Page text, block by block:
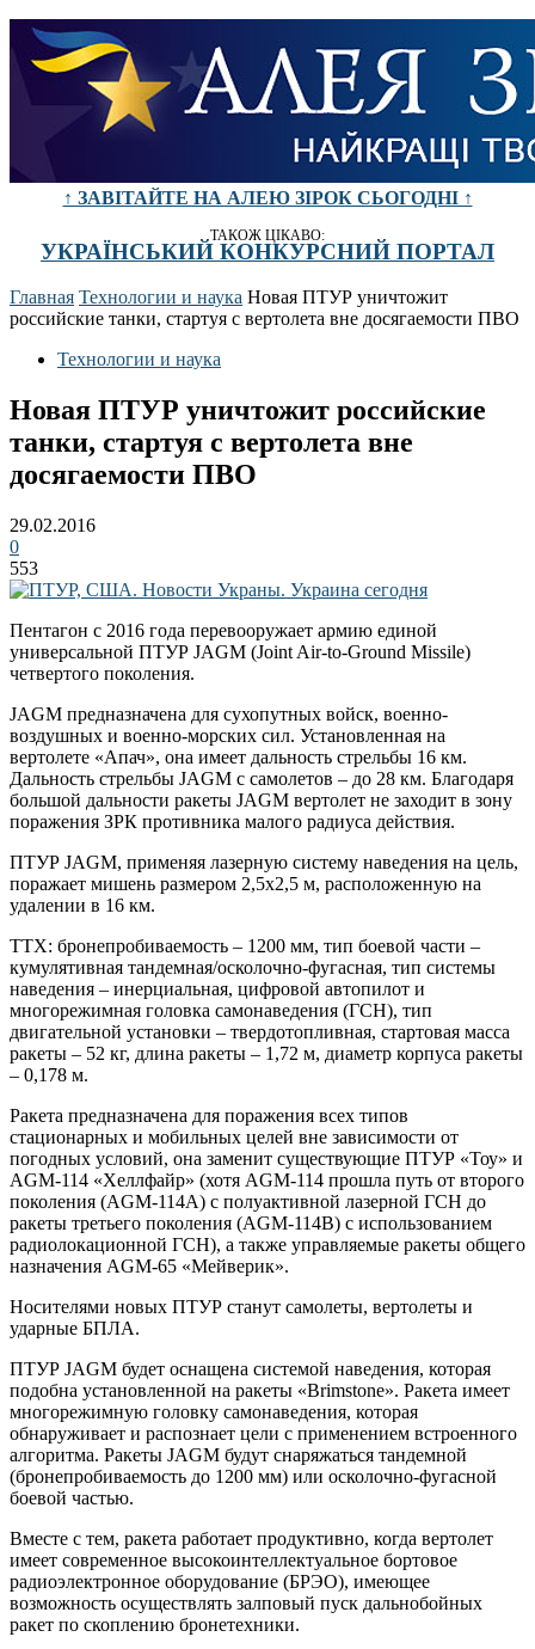
↑ ЗАВІТАЙТЕ НА АЛЕЮ ЗІРОК СЬОГОДНІ ↑
ТАКОЖ ЦІКАВО:
УКРАЇНСЬКИЙ КОНКУРСНИЙ ПОРТАЛ
Главная Технологии и наука Новая ПТУР уничтожит
российские танки, стартуя с вертолета вне досягаемости ПВО
Технологии и наука
Новая ПТУР уничтожит российские
танки, стартуя с вертолета вне
досягаемости ПВО
29.02.2016
0
553
Пентагон с 2016 года перевооружает армию единой
универсальной ПТУР JАGM (Joint Air-to-Ground Missile)
четвертого поколения.
JАGM предназначена для сухопутных войск, военно-
воздушных и военно-морских сил. Установленная на
вертолете «Апач», она имеет дальность стрельбы 16 км.
Дальность стрельбы JАGM с самолетов – до 28 км. Благодаря
большой дальности ракеты JАGM вертолет не заходит в зону
поражения ЗРК противника малого радиуса действия.
ПТУР JAGM, применяя лазерную систему наведения на цель,
поражает мишень размером 2,5х2,5 м, расположенную на
удалении в 16 км.
ТТХ: бронепробиваемость – 1200 мм, тип боевой части –
кумулятивная тандемная/осколочно-фугасная, тип системы
наведения – инерциальная, цифровой автопилот и
многорежимная головка самонаведения (ГСН), тип
двигательной установки – твердотопливная, стартовая масса
ракеты – 52 кг, длина ракеты – 1,72 м, диаметр корпуса ракеты
– 0,178 м.
Ракета предназначена для поражения всех типов
стационарных и мобильных целей вне зависимости от
погодных условий, она заменит существующие ПТУР «Тоу» и
AGM-114 «Хеллфайр» (хотя AGM-114 прошла путь от второго
поколения (AGM-114A) с полуактивной лазерной ГСН до
ракеты третьего поколения (AGM-114B) с использованием
радиолокационной ГСН), а также управляемые ракеты общего
назначения AGM-65 «Мейверик».
Носителями новых ПТУР станут самолеты, вертолеты и
ударные БПЛА.
ПТУР JAGM будет оснащена системой наведения, которая
подобна установленной на ракеты «Brimstone». Ракета имеет
многорежимную головку самонаведения, которая
обнаруживает и распознает цели с применением встроенного
алгоритма. Ракеты JAGM будут снаряжаться тандемной
(бронепробиваемость до 1200 мм) или осколочно-фугасной
боевой частью.
Вместе с тем, ракета работает продуктивно, когда вертолет
имеет современное высокоинтеллектуальное бортовое
радиоэлектронное оборудование (БРЭО), имеющее
возможность осуществлять залповый пуск дальнобойных
ракет по скоплению бронетехники.